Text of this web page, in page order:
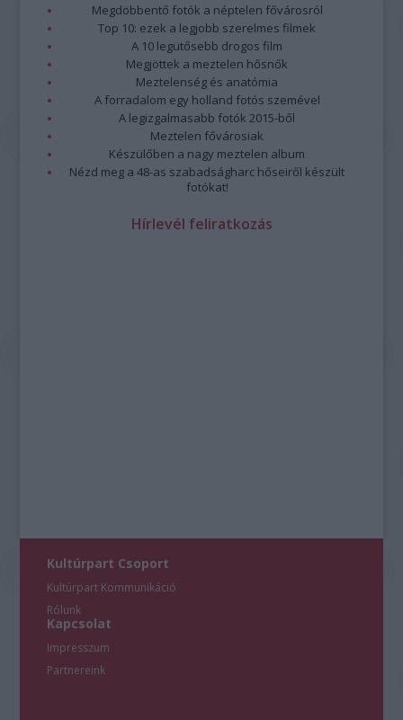
Megdöbbentő fotók a néptelen fővárosról
Top 10: ezek a legjobb szerelmes filmek
A 10 legütősebb drogos film
Megjöttek a meztelen hősnők
Meztelenség és anatómia
A forradalom egy holland fotós szemével
A legizgalmasabb fotók 2015-ből
Meztelen fővárosiak
Készülőben a nagy meztelen album
Nézd meg a 48-as szabadságharc hőseiről készült
fotókat!
Hírlevél feliratkozás
Kultúrpart Csoport
Kultúrpart Kommunikáció
Rólunk
Kapcsolat
Impresszum
Partnereink